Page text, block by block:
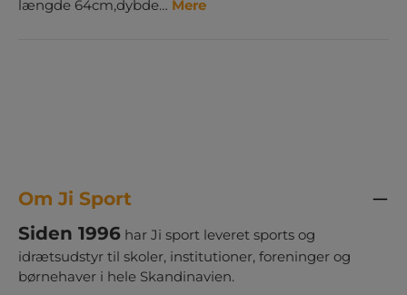
længde 64cm,dybde… Mere
Om Ji Sport
Siden 1996 har Ji sport leveret sports og
idrætsudstyr til skoler, institutioner, foreninger og
børnehaver i hele Skandinavien.